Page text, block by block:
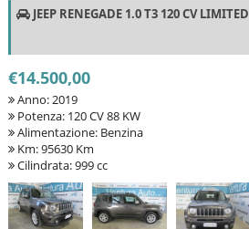
JEEP RENEGADE 1.0 T3 120 CV LIMITED
€14.500,00
Anno: 2019
Potenza: 120 CV 88 KW
Alimentazione: Benzina
Km: 95630 Km
Cilindrata: 999 cc